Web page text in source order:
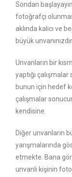
Sondan
fotoğrafçı
aklında kalıcı ve
büyük unvanınızdır.
Unvanların bir
yaptığı
bunun için hedef
çalışmalar
kendisine.
Diğer unvanların
yarışmalarında
etmekte. Bana
unvanlı kişinin